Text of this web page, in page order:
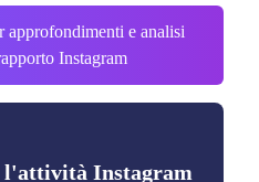
e analisi
Instagram
l'attività Instagram